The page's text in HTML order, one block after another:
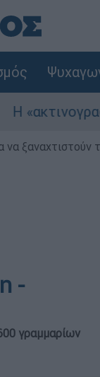
ξαναχτιστούν
-
γραμμαρίων